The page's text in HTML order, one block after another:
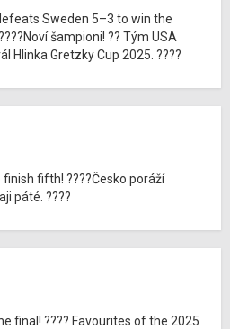
Sweden 5–3 to win the
šampioni! ?? Tým USA
Hlinka Gretzky Cup 2025. ????
fifth! ????Česko poráží
páté. ????
final! ???? Favourites of the 2025